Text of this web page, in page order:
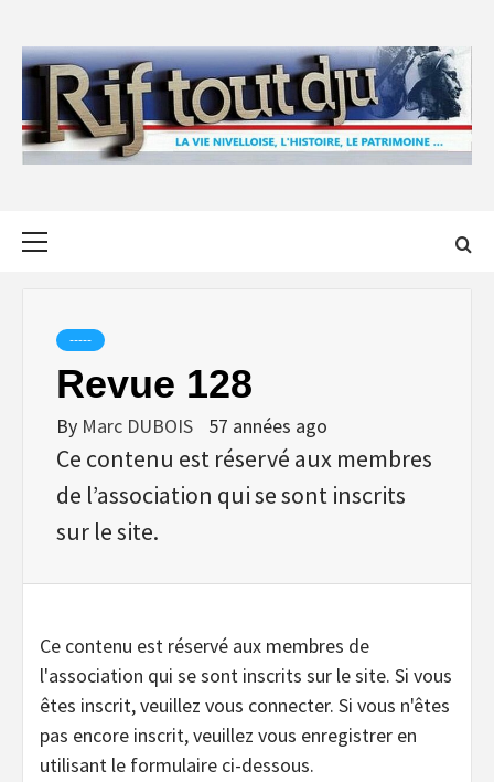
content
-----
Revue 128
By Marc DUBOIS 57 années ago
Ce contenu est réservé aux membres
de l’association qui se sont inscrits
sur le site.
Ce contenu est réservé aux membres de
l'association qui se sont inscrits sur le site. Si vous
êtes inscrit, veuillez vous connecter. Si vous n'êtes
pas encore inscrit, veuillez vous enregistrer en
utilisant le formulaire ci-dessous.